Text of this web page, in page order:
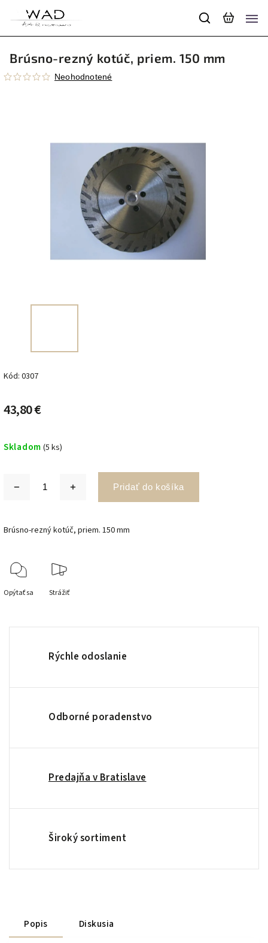
Brúsno-rezný kotúč, priem. 150 mm
Neohodnotené
Kód: 0307
43,80 €
Skladom (5 ks)
Pridať do košíka
Brúsno-rezný kotúč, priem. 150 mm
Opýtať sa Strážiť
Rýchle odoslanie
Odborné poradenstvo
Predajňa v Bratislave
Široký sortiment
Popis Diskusia